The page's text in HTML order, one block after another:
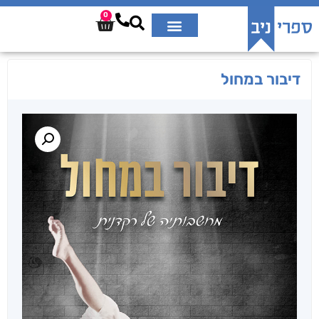
0
דיבור במחול